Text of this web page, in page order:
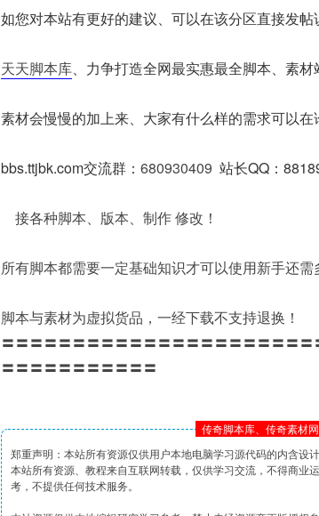
如您对本站有更好的建议、可以在该分区直接发帖
天天脚本库、力争打造全网最实惠最全脚本、素材
素材会慢慢的加上来、大家有什么样的需求可以
bbs.ttjbk.com交流群： 680930409 站长QQ：
接各种脚本、版本、制作 修改！
所有脚本都需要一定基础知识才可以使用新手还
脚本与素材为虚拟货品，一经下载不支持退换！
〓〓〓〓〓〓〓〓〓〓〓〓〓〓〓〓〓〓〓〓〓
〓〓〓〓〓〓〓〓〓〓〓
传奇脚本库、传奇素材
郑重声明：本站所有资源仅供用户本地电脑学习源代码的内含设
本站所有资源、教程来自互联网转载，仅供学习交流，不得商业
考，不提供任何技术服务。